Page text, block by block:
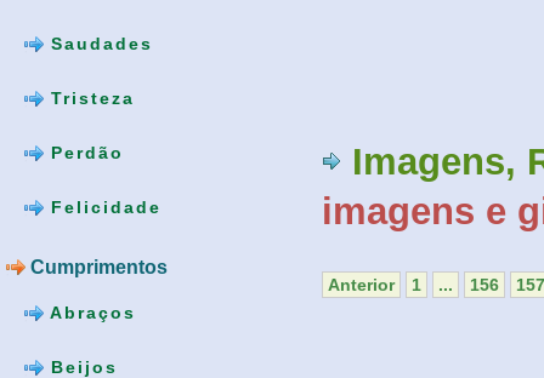
Saudades
Tristeza
Perdão
Felicidade
Cumprimentos
Abraços
Beijos
Imagens,
imagens e
Anterior 1 ... 156 157